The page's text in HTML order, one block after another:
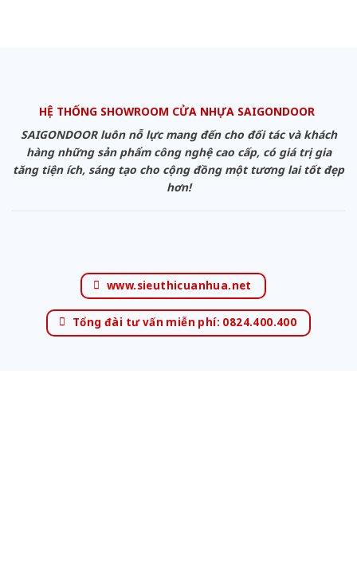
HỆ THỐNG SHOWROOM CỬA NHỰA SAIGONDOOR
SAIGONDOOR luôn nỗ lực mang đến cho đối tác và khách
hàng những sản phẩm công nghệ cao cấp, có giá trị gia
tăng tiện ích, sáng tạo cho cộng đồng một tương lai tốt đẹp
hơn!
www.sieuthicuanhua.net
Tổng đài tư vấn miễn phí: 0824.400.400